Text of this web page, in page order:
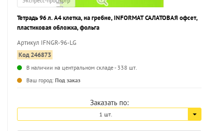
Тетрадь 96 л. А4 клетка, на гребне, INFORMAT САЛАТОВАЯ офсет,
пластиковая обложка, фольга
Артикул IFNGR-96-LG
Код 246873
В наличии на центральном складе - 338 шт.
Ваш город: Под заказ
Заказать по:
1 шт.